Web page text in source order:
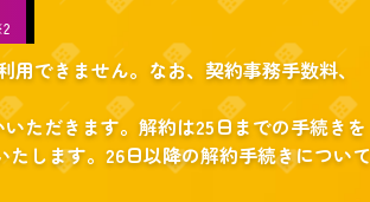
できません。なお、契約事務手数料、
ただきます。解約は25日までの手続きを
します。26日以降の解約手続きについて